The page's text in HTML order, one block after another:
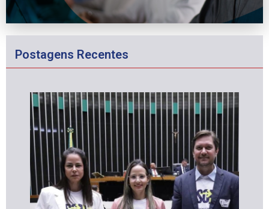
Postagens Recentes